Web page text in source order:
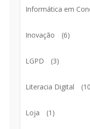
Informática em
Inovação (6)
LGPD (3)
Literacia Digital
Loja (1)